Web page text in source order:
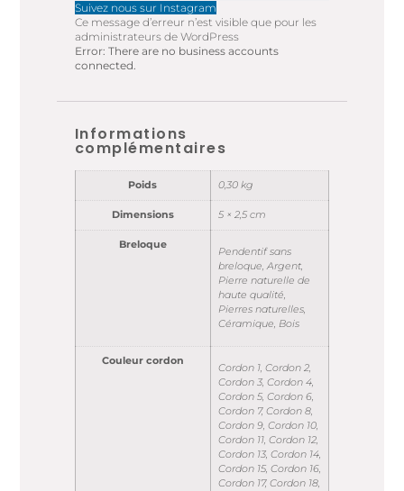
Suivez nous sur Instagram
Ce message d’erreur n’est visible que pour les
administrateurs de WordPress
Error: There are no business accounts
connected.
Informations
complémentaires
Poids 0,30 kg
Dimensions 5 × 2,5 cm
Breloque
Pendentif sans
breloque, Argent,
Pierre naturelle de
haute qualité,
Pierres naturelles,
Céramique, Bois
Couleur cordon
Cordon 1, Cordon 2,
Cordon 3, Cordon 4,
Cordon 5, Cordon 6,
Cordon 7, Cordon 8,
Cordon 9, Cordon 10,
Cordon 11, Cordon 12,
Cordon 13, Cordon 14,
Cordon 15, Cordon 16,
Cordon 17, Cordon 18,